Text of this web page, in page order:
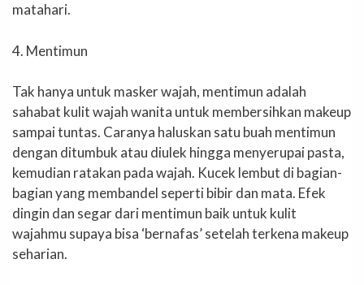
matahari.
4. Mentimun
Tak hanya untuk masker wajah, mentimun adalah
sahabat kulit wajah wanita untuk membersihkan makeup
sampai tuntas. Caranya haluskan satu buah mentimun
dengan ditumbuk atau diulek hingga menyerupai pasta,
kemudian ratakan pada wajah. Kucek lembut di bagian-
bagian yang membandel seperti bibir dan mata. Efek
dingin dan segar dari mentimun baik untuk kulit
wajahmu supaya bisa ‘bernafas’ setelah terkena makeup
seharian.